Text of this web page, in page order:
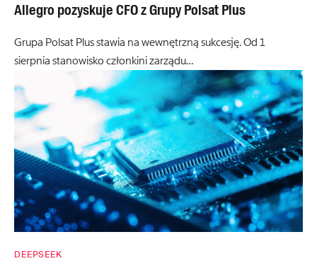
Allegro pozyskuje CFO z Grupy Polsat Plus
Grupa Polsat Plus stawia na wewnętrzną sukcesję. Od 1
sierpnia stanowisko członkini zarządu…
DEEPSEEK